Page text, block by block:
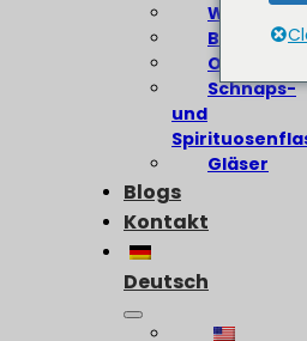
Schnaps-
und
Gläser
Blogs
Kontakt
Deutsch